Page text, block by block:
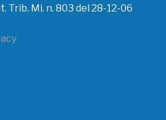
Trib. Mi. n. 803 del 28-12-06